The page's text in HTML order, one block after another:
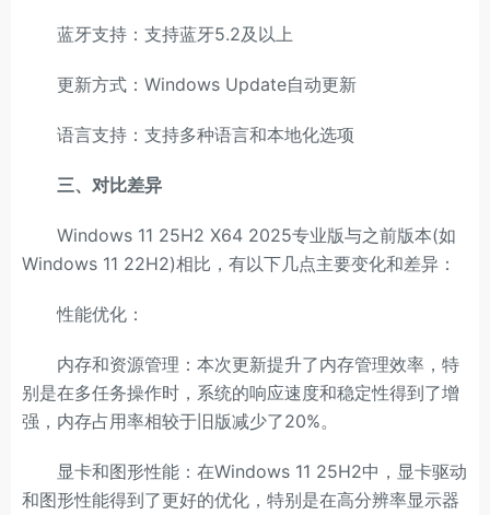
蓝牙支持：支持蓝牙5.2及以上
更新方式：Windows Update自动更新
语言支持：支持多种语言和本地化选项
三、对比差异
Windows 11 25H2 X64 2025专业版与之前版本(如
Windows 11 22H2)相比，有以下几点主要变化和差异：
性能优化：
内存和资源管理：本次更新提升了内存管理效率，特
别是在多任务操作时，系统的响应速度和稳定性得到了增
强，内存占用率相较于旧版减少了20%。
显卡和图形性能：在Windows 11 25H2中，显卡驱动
和图形性能得到了更好的优化，特别是在高分辨率显示器